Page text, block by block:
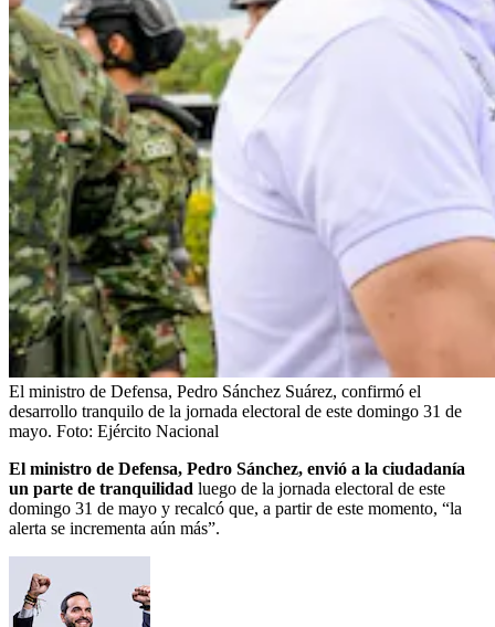
El ministro de Defensa, Pedro Sánchez Suárez, confirmó el
desarrollo tranquilo de la jornada electoral de este domingo 31 de
mayo. Foto: Ejército Nacional
El ministro de Defensa, Pedro Sánchez, envió a la ciudadanía
un parte de tranquilidad luego de la jornada electoral de este
domingo 31 de mayo y recalcó que, a partir de este momento, “la
alerta se incrementa aún más”.